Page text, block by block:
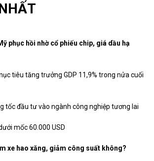
phục hồi nhờ cổ phiếu chip, giá dầu hạ
tiêu tăng trưởng GDP 11,9% trong nửa cuối
tốc đầu tư vào ngành công nghiệp tương lai
mốc 60.000 USD
xe hao xăng, giảm công suất không?